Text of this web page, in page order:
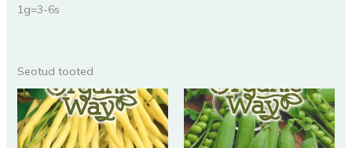
1g=3-6s
Seotud tooted